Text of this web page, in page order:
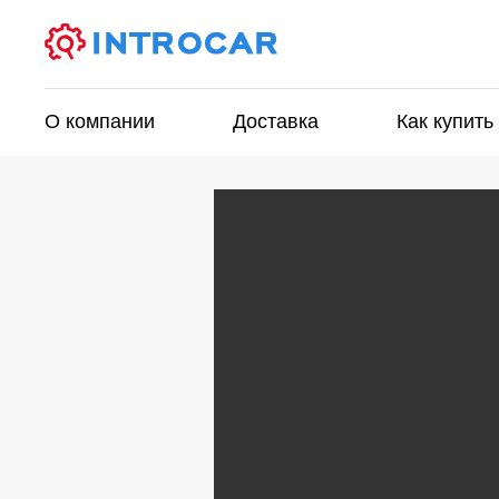
О компании Доставка Как